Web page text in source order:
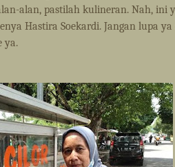
alan, pastilah kulineran. Nah, ini
Hastira Soekardi. Jangan lupa ya
ya.